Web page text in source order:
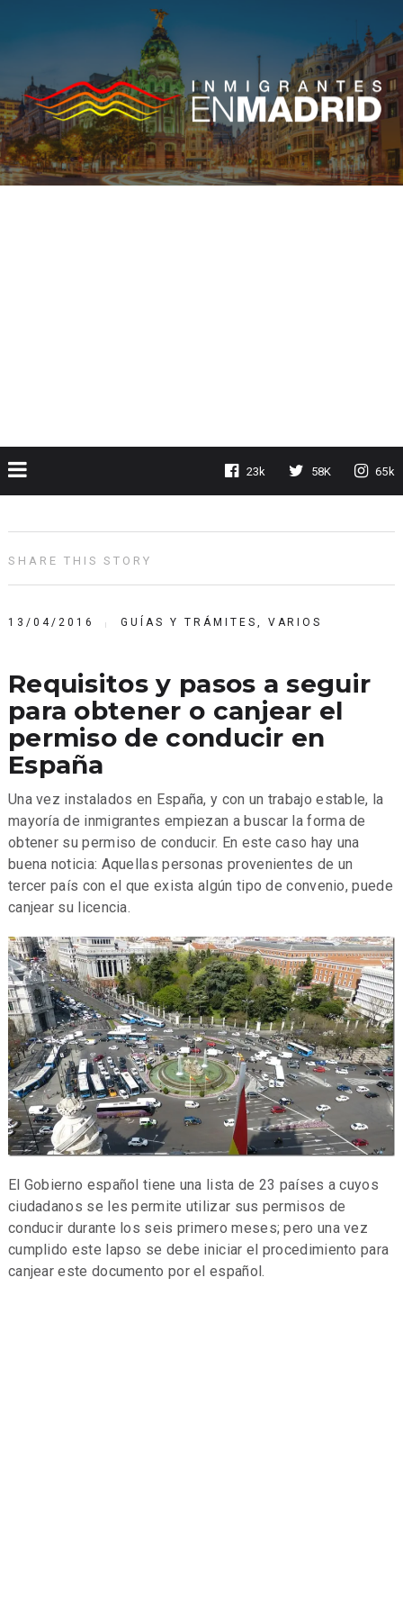
23k 58K 65k
SHARE THIS STORY
13/04/2016 GUÍAS Y TRÁMITES , VARIOS
Requisitos y pasos a seguir
para obtener o canjear el
permiso de conducir en
España
Una vez instalados en España, y con un trabajo estable, la
mayoría de inmigrantes empiezan a buscar la forma de
obtener su permiso de conducir. En este caso hay una
buena noticia: Aquellas personas provenientes de un
tercer país con el que exista algún tipo de convenio, puede
canjear su licencia.
El Gobierno español tiene una lista de 23 países a cuyos
ciudadanos se les permite utilizar sus permisos de
conducir durante los seis primero meses; pero una vez
cumplido este lapso se debe iniciar el procedimiento para
canjear este documento por el español.